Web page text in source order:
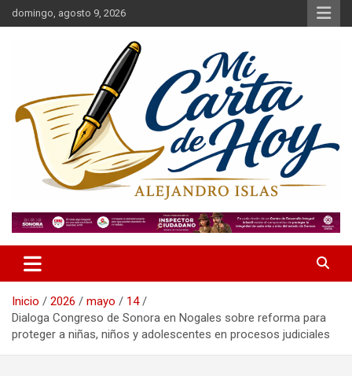
Saltar
al
domingo, agosto 9, 2026
Mi Carta de Hoy
Inicio 2026 mayo
14
Dialoga Congreso de Sonora en Nogales sobre reforma para
proteger a niñas, niños y adolescentes en procesos judiciales